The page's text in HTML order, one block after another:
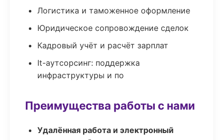
Логистика и таможенное оформление
Юридическое сопровождение сделок
Кадровый учёт и расчёт зарплат
It-аутсорсинг: поддержка
инфраструктуры и по
Преимущества работы с нами
Удалённая работа и электронный